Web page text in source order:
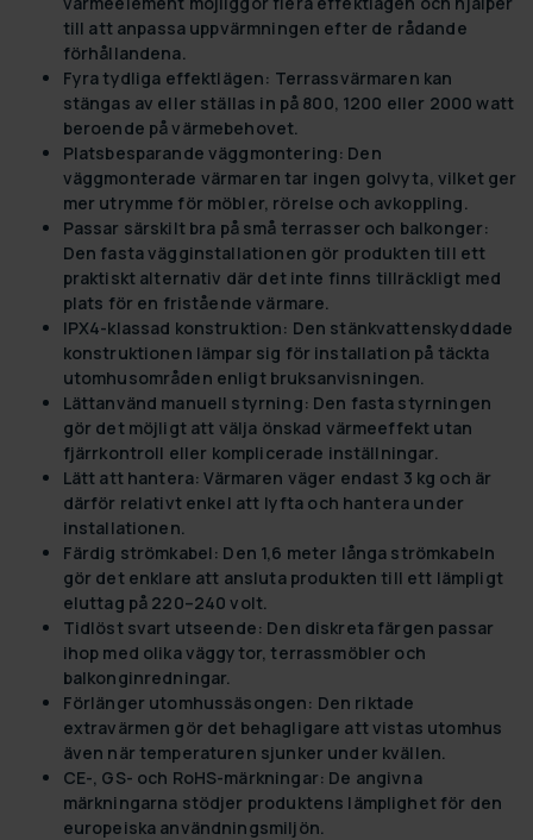
till att anpassa uppvärmningen efter de rådande
förhållandena.
Fyra tydliga effektlägen: Terrassvärmaren kan
stängas av eller ställas in på 800, 1200 eller 2000 watt
beroende på värmebehovet.
Platsbesparande väggmontering: Den
väggmonterade värmaren tar ingen golvyta, vilket ger
mer utrymme för möbler, rörelse och avkoppling.
Passar särskilt bra på små terrasser och balkonger:
Den fasta vägginstallationen gör produkten till ett
praktiskt alternativ där det inte finns tillräckligt med
plats för en fristående värmare.
IPX4-klassad konstruktion: Den stänkvattenskyddade
konstruktionen lämpar sig för installation på täckta
utomhusområden enligt bruksanvisningen.
Lättanvänd manuell styrning: Den fasta styrningen
gör det möjligt att välja önskad värmeeffekt utan
fjärrkontroll eller komplicerade inställningar.
Lätt att hantera: Värmaren väger endast 3 kg och är
därför relativt enkel att lyfta och hantera under
installationen.
Färdig strömkabel: Den 1,6 meter långa strömkabeln
gör det enklare att ansluta produkten till ett lämpligt
eluttag på 220–240 volt.
Tidlöst svart utseende: Den diskreta färgen passar
ihop med olika väggytor, terrassmöbler och
balkonginredningar.
Förlänger utomhussäsongen: Den riktade
extravärmen gör det behagligare att vistas utomhus
även när temperaturen sjunker under kvällen.
CE-, GS- och RoHS-märkningar: De angivna
märkningarna stödjer produktens lämplighet för den
europeiska användningsmiljön.